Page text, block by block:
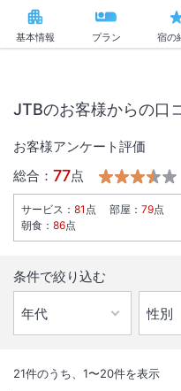
基本情報 プラン 宿の
JTBのお客様からの口
お客様アンケート評価
総合： 77点
サービス ： 81 点 部屋 ： 79点
朝食 ： 86点
条件で絞り込む
21件のうち、 1〜20件を表示